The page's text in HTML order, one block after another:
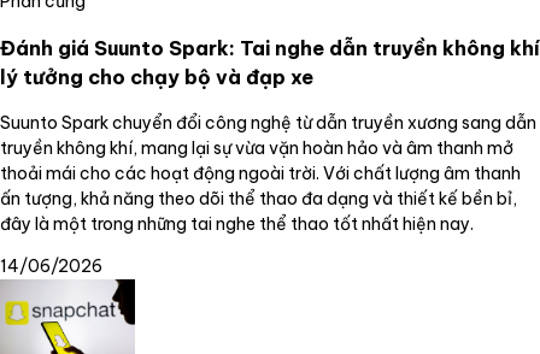
Đánh giá Suunto Spark: Tai nghe dẫn truyền không khí
lý tưởng cho chạy bộ và đạp xe
Suunto Spark chuyển đổi công nghệ từ dẫn truyền xương sang dẫn
truyền không khí, mang lại sự vừa vặn hoàn hảo và âm thanh mở
thoải mái cho các hoạt động ngoài trời. Với chất lượng âm thanh
ấn tượng, khả năng theo dõi thể thao đa dạng và thiết kế bền bỉ,
đây là một trong những tai nghe thể thao tốt nhất hiện nay.
14/06/2026